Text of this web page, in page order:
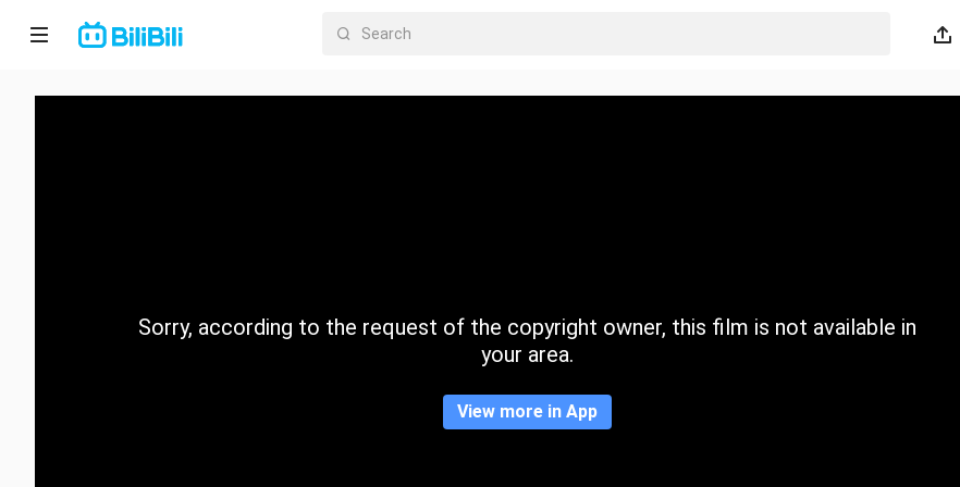
Home
CategorySorry, according to the request of the copyright owner, this film is not available in
your area.
View more in App